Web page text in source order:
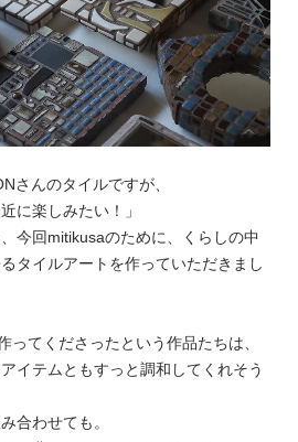
さんのタイルですが、
に楽しみたい！」
今回mitikusaのために、くらしの中
タイルアートを作っていただきまし
ってくださったという作品たちは、
イテムともすっと調和してくれそう
合わせても。